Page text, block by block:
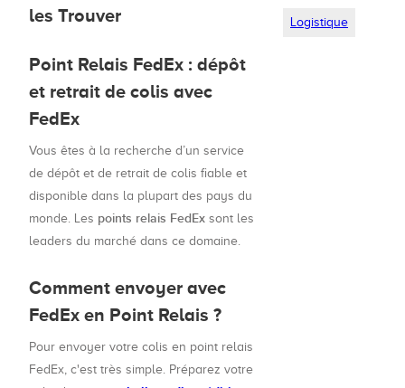
les Trouver
Point Relais FedEx : dépôt
et retrait de colis avec
FedEx
Vous êtes à la recherche d’un service
de dépôt et de retrait de colis fiable et
disponible dans la plupart des pays du
monde. Les points relais FedEx sont les
leaders du marché dans ce domaine.
Comment envoyer avec
FedEx en Point Relais ?
Pour envoyer votre colis en point relais
FedEx, c'est très simple. Préparez votre
Logistique